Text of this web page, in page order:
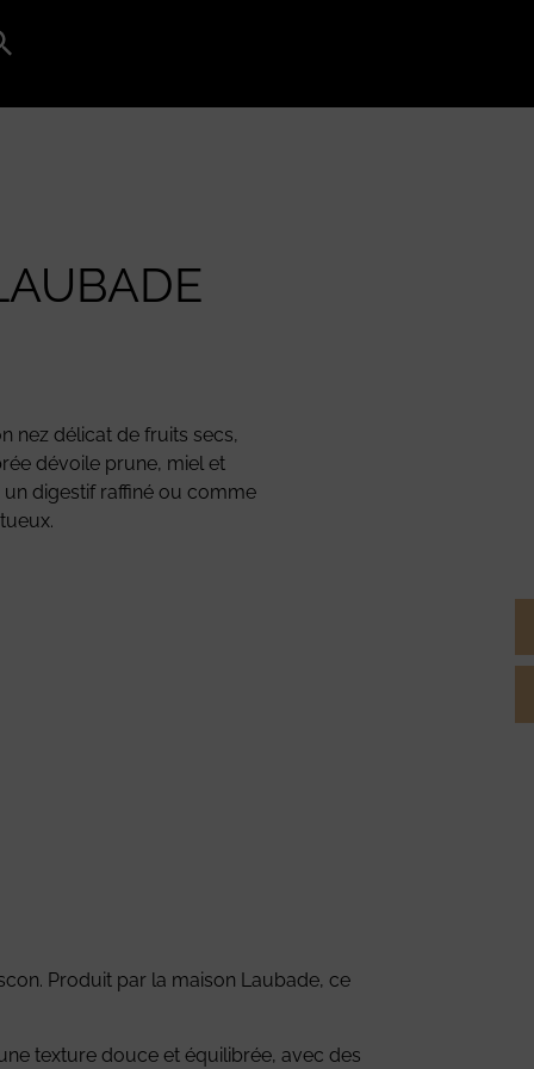
nez délicat de fruits secs,
dévoile prune, miel et
digestif raffiné ou comme
Produit par la maison Laubade, ce
texture douce et équilibrée, avec des